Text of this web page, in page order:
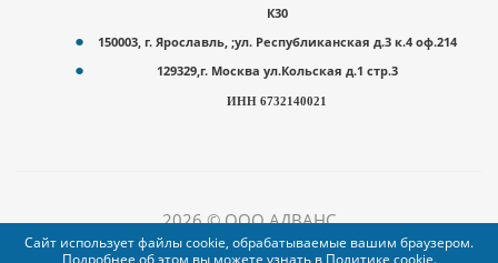
К30
150003, г. Ярославль, ;ул. Республиканская д.3 к.4 оф.214
129329,г. Москва ул.Кольская д.1 стр.3
ИНН 6732140021
2026 © ООО АДВАНС
Сайт использует файлы cookie, обрабатываемые вашим браузером.
Подробнее об этом вы можете узнать в Политике cookie.